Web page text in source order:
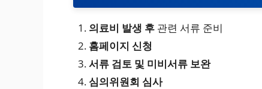
의료비 발생 후관련 서류 준비
홈페이지 신청
서류 검토 및 미비서류 보완
심의위원회 심사